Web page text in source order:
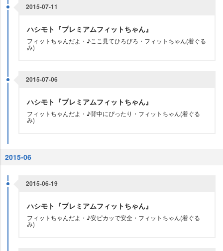
2015-07-11
ハシモト『プレミアムフィットちゃん』
フィットちゃんだよ・♪ここ見てひろびろ・フィットちゃん(着ぐる
み)
2015-07-06
ハシモト『プレミアムフィットちゃん』
フィットちゃんだよ・♪背中にぴったり・フィットちゃん(着ぐる
み)
2015-06
2015-06-19
ハシモト『プレミアムフィットちゃん』
フィットちゃんだよ・♪安ピカッで安全・フィットちゃん(着ぐる
み)